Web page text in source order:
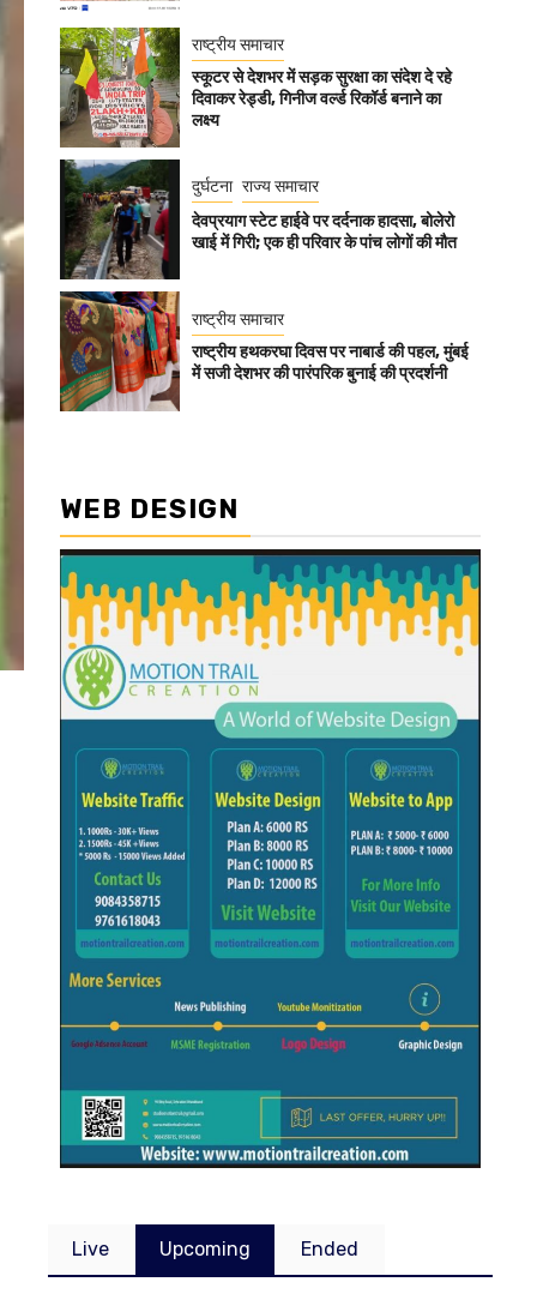
राष्ट्रीय समाचार
स्कूटर से देशभर में सड़क सुरक्षा का संदेश दे रहे
दिवाकर रेड्डी, गिनीज वर्ल्ड रिकॉर्ड बनाने का
लक्ष्य
दुर्घटना राज्य समाचार
देवप्रयाग स्टेट हाईवे पर दर्दनाक हादसा, बोलेरो
खाई में गिरी; एक ही परिवार के पांच लोगों की मौत
राष्ट्रीय समाचार
राष्ट्रीय हथकरघा दिवस पर नाबार्ड की पहल, मुंबई
में सजी देशभर की पारंपरिक बुनाई की प्रदर्शनी
WEB DESIGN
Live Upcoming Ended